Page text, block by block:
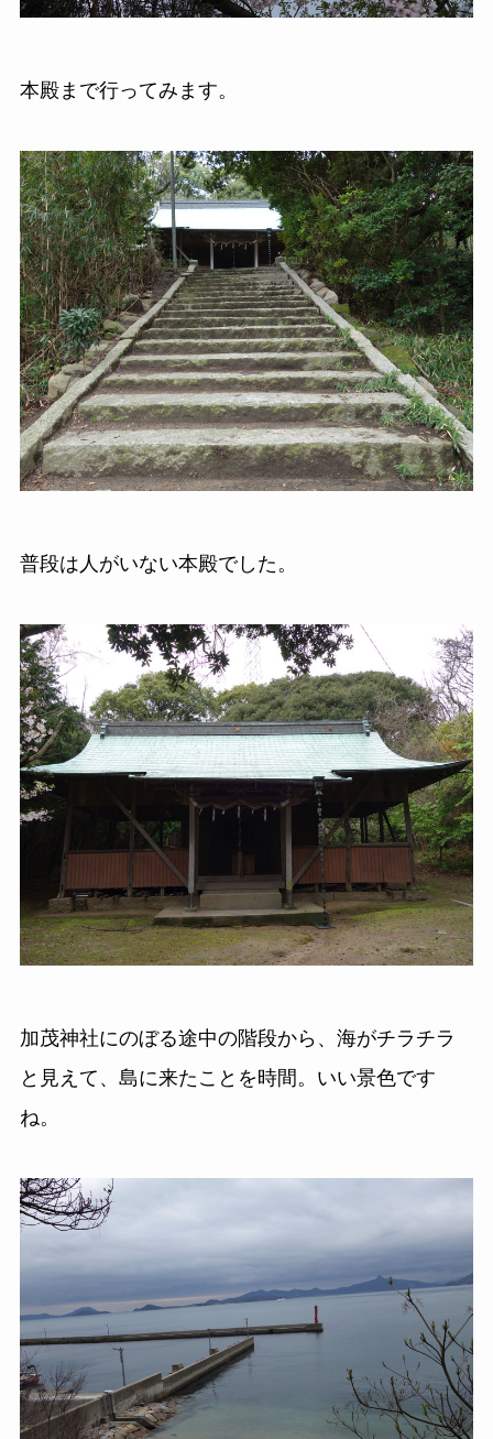
本殿まで行ってみます。
普段は人がいない本殿でした。
加茂神社にのぼる途中の階段から、海がチラチラ
と見えて、島に来たことを時間。いい景色です
ね。